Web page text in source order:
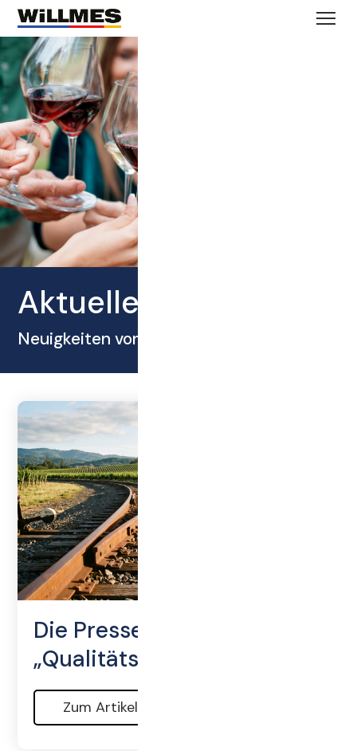
Aktuelles
Neuigkeiten von WILLMES
Die Presse als
„Qualitätsweiche“
Zum Artikel